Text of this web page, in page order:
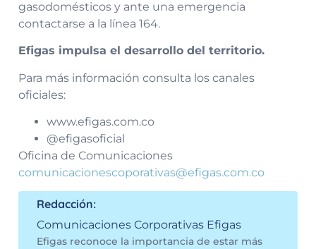
gasodomésticos y ante una emergencia
contactarse a la línea 164.
Efigas impulsa el desarrollo del territorio.
Para más información consulta los canales
oficiales:
www.efigas.com.co
@efigasoficial
Oficina de Comunicaciones
comunicacionescoporativas@efigas.com.co
Redacción:
Comunicaciones Corporativas Efigas
Efigas reconoce la importancia de estar más